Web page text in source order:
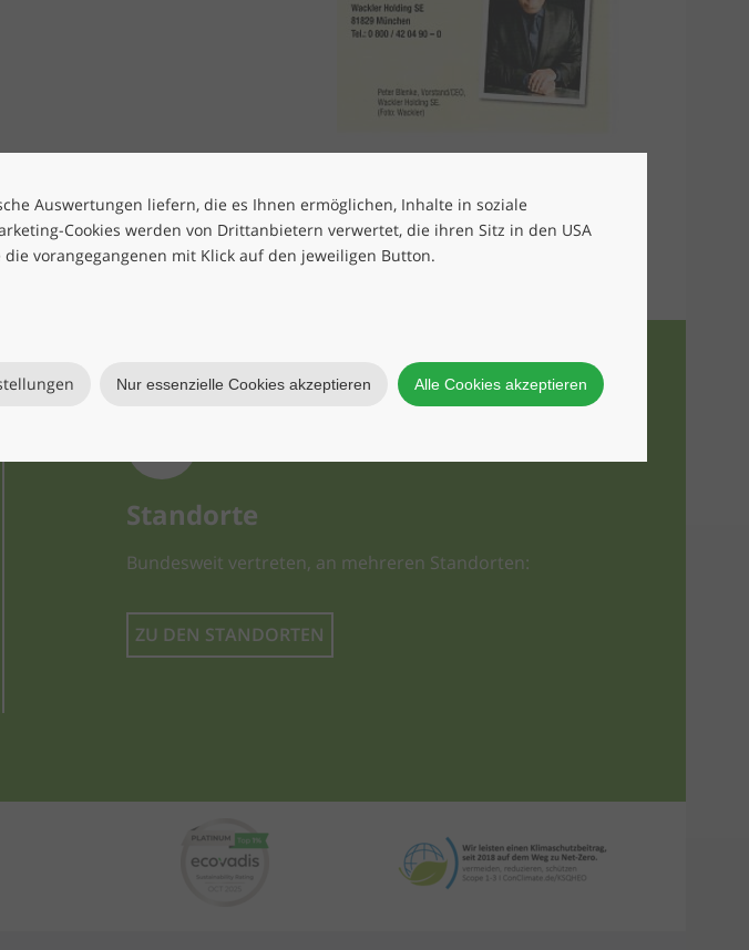
Auswertungen liefern, die es Ihnen ermöglichen, Inhalte in soziale
Cookies werden von Drittanbietern verwertet, die ihren Sitz in den USA
vorangegangenen mit Klick auf den jeweiligen Button.
Nur essenzielle Cookies akzeptieren Alle Cookies akzeptieren
Standorte
Bundesweit vertreten, an mehreren Standorten:
ZU DEN STANDORTEN